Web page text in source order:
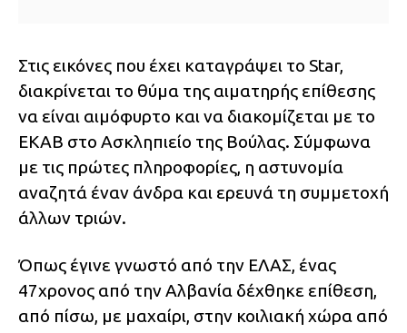
Στις εικόνες που έχει καταγράψει το Star,
διακρίνεται το θύμα της αιματηρής επίθεσης
να είναι αιμόφυρτο και να διακομίζεται με το
ΕΚΑΒ στο Ασκληπιείο της Βούλας. Σύμφωνα
με τις πρώτες πληροφορίες, η αστυνομία
αναζητά έναν άνδρα και ερευνά τη συμμετοχή
άλλων τριών.
Όπως έγινε γνωστό από την ΕΛΑΣ, ένας
47χρονος από την Αλβανία δέχθηκε επίθεση,
από πίσω, με μαχαίρι, στην κοιλιακή χώρα από